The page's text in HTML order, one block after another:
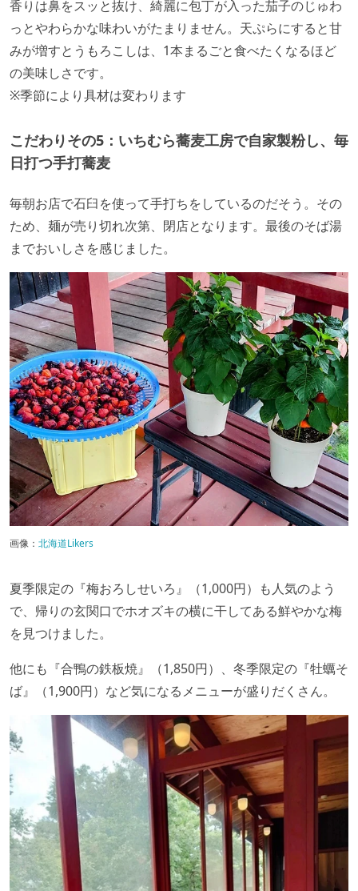
香りは鼻をスッと抜け、綺麗に包丁が入った茄子のじゅわ
っとやわらかな味わいがたまりません。天ぷらにすると甘
みが増すとうもろこしは、1本まるごと食べたくなるほど
の美味しさです。
※季節により具材は変わります
こだわりその5： いちむら蕎麦工房で自家製粉し、毎
日打つ手打蕎麦
毎朝お店で石臼を使って手打ちをしているのだそう。その
ため、麺が売り切れ次第、閉店となります。最後のそば湯
までおいしさを感じました。
画像： 北海道Likers
夏季限定の『梅おろしせいろ』（1,000円）も人気のよう
で、帰りの玄関口でホオズキの横に干してある鮮やかな梅
を見つけました。
他にも『合鴨の鉄板焼』（1,850円）、冬季限定の『牡蠣そ
ば』（1,900円）など気になるメニューが盛りだくさん。